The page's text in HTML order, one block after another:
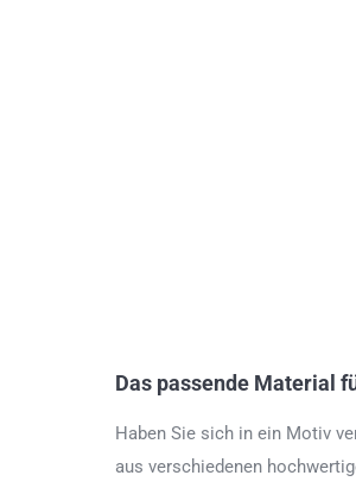
Das passende Material
Haben Sie sich in ein Motiv
aus verschiedenen